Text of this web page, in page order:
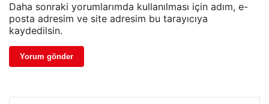
Daha sonraki yorumlarımda kullanılması için adım, e-
posta adresim ve site adresim bu tarayıcıya
kaydedilsin.